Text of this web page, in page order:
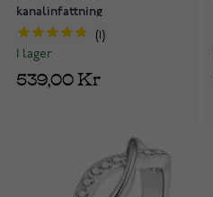
kanalinfattning
I lager
539,00 Kr